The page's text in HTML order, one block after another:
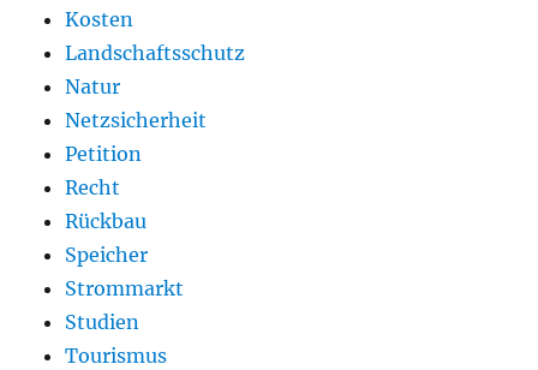
Kosten
Landschaftsschutz
Natur
Netzsicherheit
Petition
Recht
Rückbau
Speicher
Strommarkt
Studien
Tourismus